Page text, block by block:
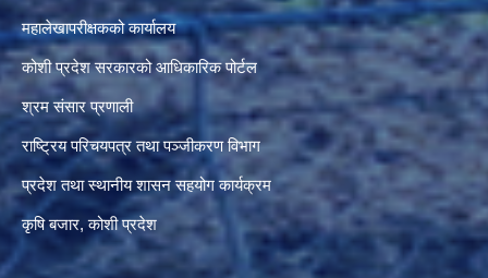
महालेखापरीक्षकको कार्यालय
कोशी प्रदेश सरकारको आधिकारिक पोर्टल
श्रम संसार प्रणाली
राष्ट्रिय परिचयपत्र तथा पञ्जीकरण विभाग
प्रदेश तथा स्थानीय शासन सहयोग कार्यक्रम
कृषि बजार, कोशी प्रदेश